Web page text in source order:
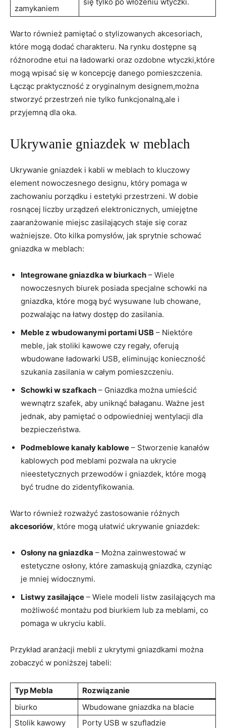
zamykaniem
Warto również ⁣pamiętać​ o⁢ stylizowanych‍ akcesoriach,
które mogą dodać charakteru. Na rynku dostępne są
różnorodne etui na ładowarki ⁣oraz ​ozdobne wtyczki,które
mogą wpisać ‍się w koncepcję danego ⁢pomieszczenia.⁢
Łącząc ‌praktyczność z oryginalnym designem,można
stworzyć ‍przestrzeń nie​ tylko‌ funkcjonalną,ale i
przyjemną dla oka.
Ukrywanie gniazdek w meblach
Ukrywanie‍ gniazdek i kabli w‌ meblach to kluczowy
element nowoczesnego designu, który pomaga w
zachowaniu porządku i estetyki przestrzeni. W dobie‍
rosnącej liczby urządzeń ​elektronicznych, umiejętne
zaaranżowanie miejsc zasilających staje się coraz
ważniejsze. Oto kilka pomysłów, jak sprytnie schować
gniazdka ⁣w meblach:
Integrowane gniazdka ‍w biurkach – Wiele
nowoczesnych​ biurek posiada specjalne schowki na
gniazdka,⁣ które mogą⁢ być wysuwane lub chowane,
pozwalając na łatwy dostęp‍ do zasilania.
Meble z‍ wbudowanymi portami⁣ USB – ​Niektóre
meble, jak stoliki kawowe czy regały, oferują
wbudowane‍ ładowarki USB, eliminując konieczność
szukania zasilania⁢ w całym pomieszczeniu.
Schowki ⁢w szafkach ‌– Gniazdka⁤ można umieścić
wewnątrz szafek, aby uniknąć bałaganu. Ważne⁣ jest
jednak, ⁢aby pamiętać o odpowiedniej wentylacji ‍dla
bezpieczeństwa.
Podmeblowe kanały kablowe – Stworzenie kanałów
kablowych pod meblami pozwala na ukrycie
nieestetycznych ⁣przewodów i‌ gniazdek, które mogą
⁤być ⁢trudne do‌ zidentyfikowania.
Warto również rozważyć zastosowanie różnych
akcesoriów, które ‍mogą ułatwić ukrywanie ⁤gniazdek:
Osłony na gniazdka – Można zainwestować w
estetyczne osłony, które zamaskują gniazdka, ⁤czyniąc
je⁣ mniej widocznymi.
Listwy zasilające – Wiele modeli listw ⁣zasilających ma
możliwość ‌montażu pod biurkiem lub za meblami, co
pomaga w ukryciu kabli.
Przykład ‌aranżacji mebli z ukrytymi gniazdkami można
zobaczyć​ w poniższej tabeli:
Typ Mebla
Rozwiązanie
biurko
Wbudowane gniazdka na ⁣blacie
Stolik kawowy
Porty USB w szufladzie